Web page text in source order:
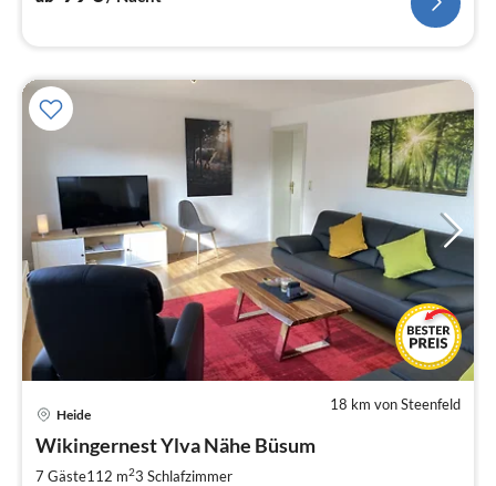
18 km von Steenfeld
Heide
Wikingernest Ylva Nähe Büsum
7 Gäste112 m23 Schlafzimmer